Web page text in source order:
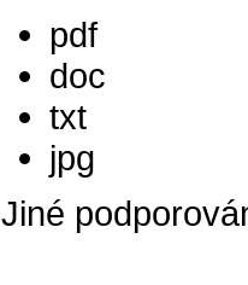
pdf
doc
txt
jpg
Jiné